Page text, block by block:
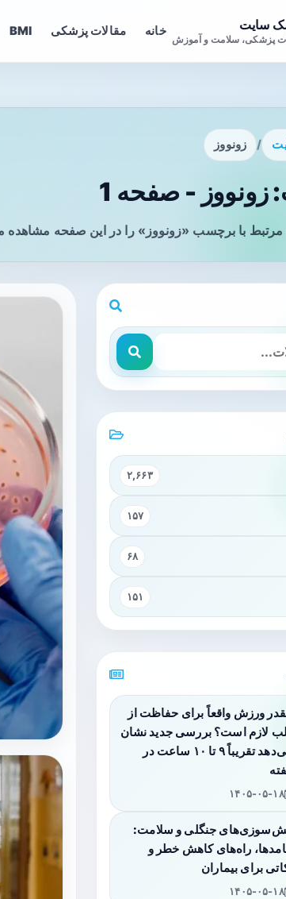
سایت
پزشکی، سلامت و آموزش
خانه مقالات پزشکی BMI
/ زونووز
- صفحه 1
مرتبط با برچسب «زونووز» را در این صفحه مشاهده
۲,۶۶۳
۱۵۷
۶۸
۱۵۱
ورزش واقعاً برای حفاظت از
لازم است؟ بررسی جدید نشان
می‌دهد تقریباً ۹ تا ۱۰ ساعت در
۱۴۰۵-۰۵-۱۸
جنگلی و سلامت:
راه‌های کاهش خطر و
برای بیماران
۱۴۰۵-۰۵-۱۸